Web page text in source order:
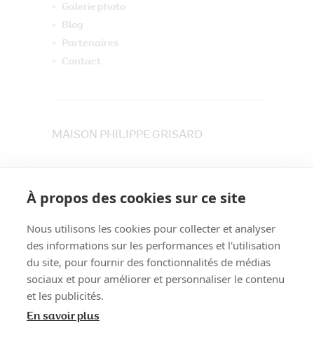
À propos des cookies sur ce site
Nous utilisons les cookies pour collecter et analyser
des informations sur les performances et l'utilisation
du site, pour fournir des fonctionnalités de médias
sociaux et pour améliorer et personnaliser le contenu
et les publicités.
En savoir plus
Galerie photo
Blog
Partenaires
Contact
MAISON PHILIPPE GRISARD
Tél. 04 79 84 30 91